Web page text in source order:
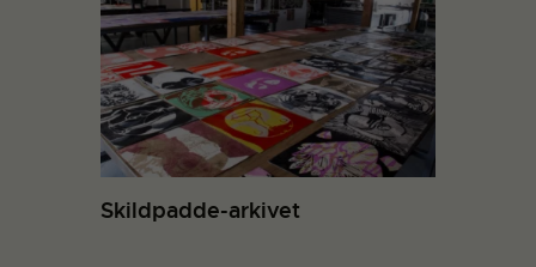
Skildpadde-arkivet